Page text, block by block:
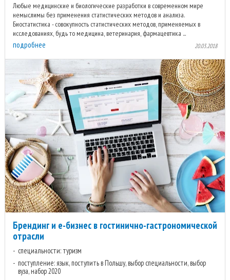
Любые медицинские и биологические разработки в современном мире
немыслимы без применения статистических методов и анализа.
Биостатистика - совокупность статистических методов, применяемых в
исследованиях, будь то медицина, ветеринария, фармацевтика ...
подробнее 20.03.2018
Брендинг и е-бизнес в гостинично-гастрономической
отрасли
специальности: туризм
поступление: язык, поступить в Польшу, выбор специальности, выбор
вуза, набор 2020